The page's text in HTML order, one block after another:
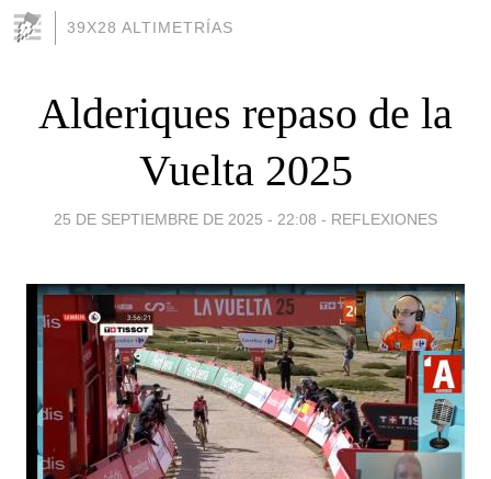
39X28 ALTIMETRÍAS
Alderiques repaso de la
Vuelta 2025
25 DE SEPTIEMBRE DE 2025 - 22:08 - REFLEXIONES